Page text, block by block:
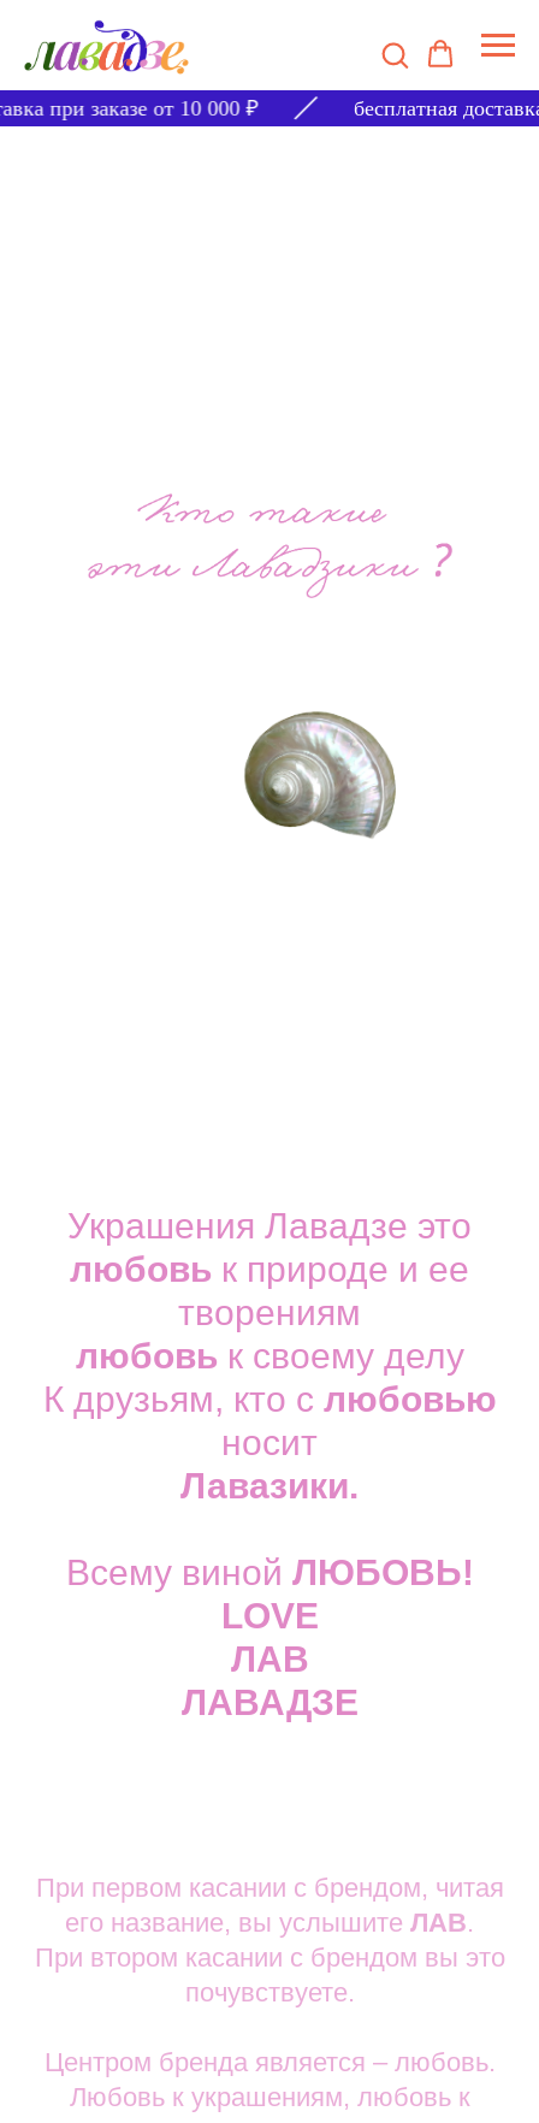
заказе от 10 000 ₽ бесплатная доставка
Украшения Лавадзе это
любовь к природе и ее
творениям
любовь к своему делу
К друзьям, кто с любовью
носит
Лавазики.
Всему виной ЛЮБОВЬ!
LOVE
ЛАВ
ЛАВАДЗЕ
При первом касании с брендом, читая
его название, вы услышите ЛАВ.
При втором касании с брендом вы это
почувствуете.
Центром бренда является – любовь.
Любовь к украшениям, любовь к